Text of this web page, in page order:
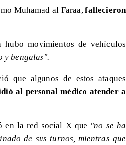
Muhamad al Faraa, fallecieron
movimientos de vehículos
y bengalas".
que algunos de estos ataques
al personal médico atender a
en la red social X que "no se ha
de sus turnos, mientras que